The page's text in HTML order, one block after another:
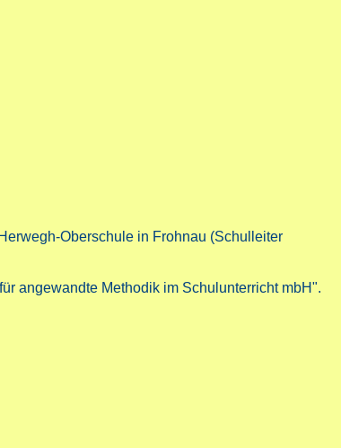
Oberschule in Frohnau (Schulleiter
angewandte Methodik im Schulunterricht mbH".